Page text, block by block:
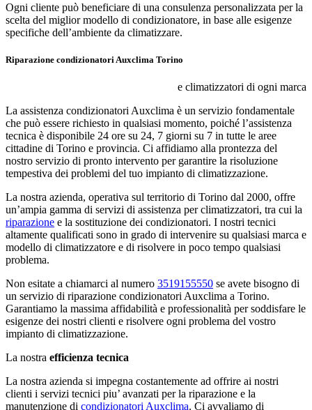
Ogni cliente può beneficiare di una consulenza personalizzata per la
scelta del miglior modello di condizionatore, in base alle esigenze
specifiche dell’ambiente da climatizzare.
Riparazione condizionatori Auxclima Torino
e climatizzatori di ogni marca
La assistenza condizionatori Auxclima è un servizio fondamentale
che può essere richiesto in qualsiasi momento, poiché l’assistenza
tecnica è disponibile 24 ore su 24, 7 giorni su 7 in tutte le aree
cittadine di Torino e provincia. Ci affidiamo alla prontezza del
nostro servizio di pronto intervento per garantire la risoluzione
tempestiva dei problemi del tuo impianto di climatizzazione.
La nostra azienda, operativa sul territorio di Torino dal 2000, offre
un’ampia gamma di servizi di assistenza per climatizzatori, tra cui la
riparazione e la sostituzione dei condizionatori. I nostri tecnici
altamente qualificati sono in grado di intervenire su qualsiasi marca e
modello di climatizzatore e di risolvere in poco tempo qualsiasi
problema.
Non esitate a chiamarci al numero 3519155550 se avete bisogno di
un servizio di riparazione condizionatori Auxclima a Torino.
Garantiamo la massima affidabilità e professionalità per soddisfare le
esigenze dei nostri clienti e risolvere ogni problema del vostro
impianto di climatizzazione.
La nostra efficienza tecnica
La nostra azienda si impegna costantemente ad offrire ai nostri
clienti i servizi tecnici piu’ avanzati per la riparazione e la
manutenzione di condizionatori Auxclima. Ci avvaliamo di